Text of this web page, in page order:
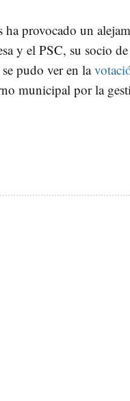
provocado un
y el PSC, su socio
pudo ver en la
municipal por la